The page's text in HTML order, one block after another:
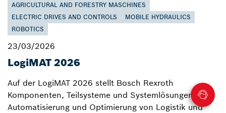
AGRICULTURAL AND FORESTRY MASCHINES
ELECTRIC DRIVES AND CONTROLS
MOBILE HYDRAULICS
ROBOTICS
23/03/2026
LogiMAT 2026
Auf der LogiMAT 2026 stellt Bosch Rexroth
Komponenten, Teilsysteme und Systemlösungen zur
Automatisierung und Optimierung von Logistik und